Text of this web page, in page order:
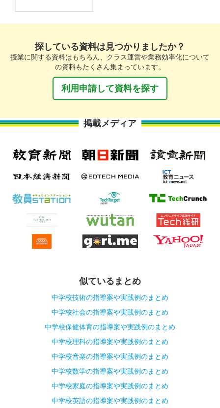
探している資料は見つかりましたか？
授業に関する資料はもちろん、クラス運営や業務効率化について
の資料もたくさん集まっています。
利用申請して資料を探す
掲載メディア
似ているまとめ
中学校技術の指導案や実践例のまとめ
中学校社会の指導案や実践例のまとめ
中学校保健体育の指導案や実践例のまとめ
中学校理科の指導案や実践例のまとめ
中学校音楽の指導案や実践例のまとめ
中学校数学の指導案や実践例のまとめ
中学校家庭の指導案や実践例のまとめ
中学校英語の指導案や実践例のまとめ